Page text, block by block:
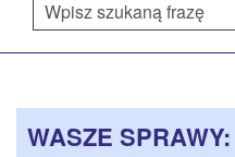
główne
strony
WASZE